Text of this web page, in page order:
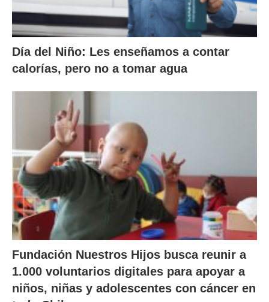
Día del Niño: Les enseñamos a contar
calorías, pero no a tomar agua
Fundación Nuestros Hijos busca reunir a
1.000 voluntarios digitales para apoyar a
niños, niñas y adolescentes con cáncer en